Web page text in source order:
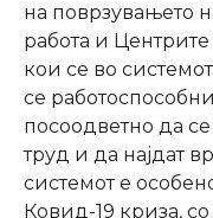
на поврзувањето
работа и
кои се во
се
посоодветно да се
труд и да најдат
системот е
Ковид-19 криза,